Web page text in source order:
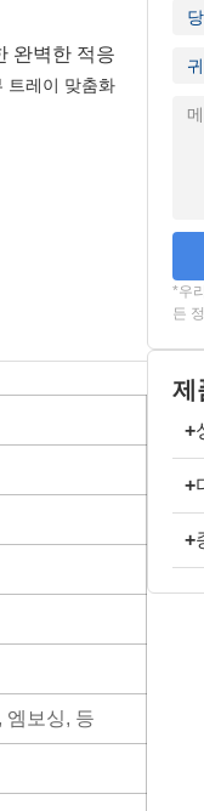
완벽한 적응
트레이 맞춤화
엠보싱, 등
*우
든
제
+
+
+